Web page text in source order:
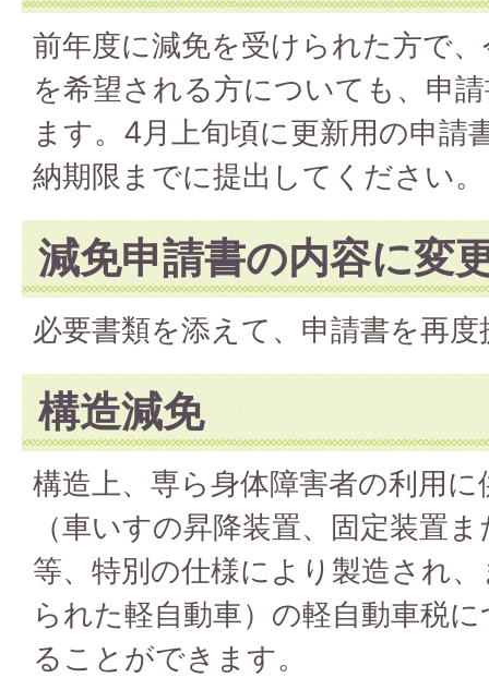
前年度に減免を受けられた方で
を希望される方についても、申
ます。4月上旬頃に更新用の申請
納期限までに提出してください。
減免申請書の内容に変
必要書類を添えて、申請書を再
構造減免
構造上、専ら身体障害者の利用
（車いすの昇降装置、固定装置
等、特別の仕様により製造され
られた軽自動車）の軽自動車税
ることができます。